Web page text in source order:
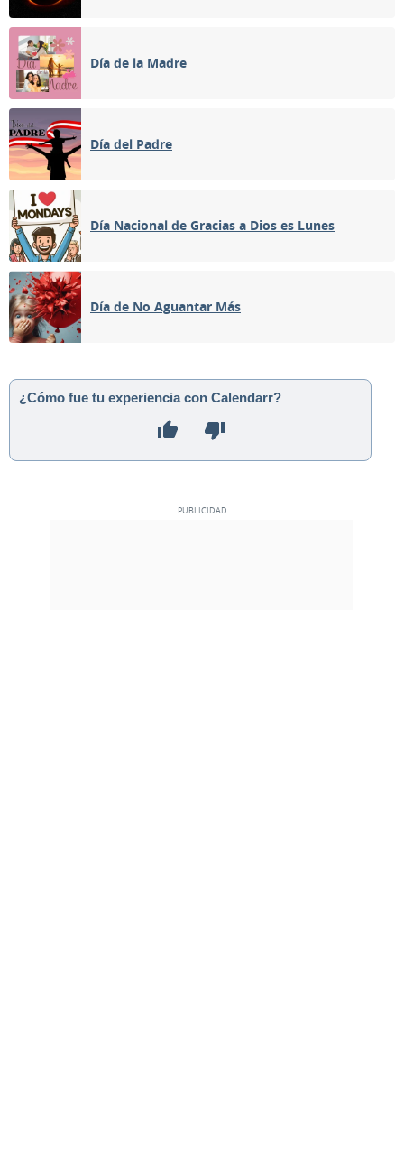
Día de la Madre
Día del Padre
Día Nacional de Gracias a Dios es Lunes
Día de No Aguantar Más
¿Cómo fue tu experiencia con Calendarr?